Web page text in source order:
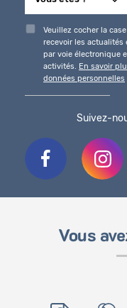
Veuillez cocher la
recevoir les actualités
par voie électronique
activités. En savoir
données personnelles
Suivez-
Vous